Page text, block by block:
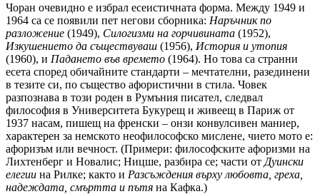
Чоран очевидно е избрал есеистичната форма. Между 1949 и
1964 са се появили пет негови сборника: Наръчник по
разложение (1949), Силогизми на горчивината (1952),
Изкушението да съществуваш (1956), История и утопия
(1960), и Падането във времето (1964). Но това са странни
есета според обичайните стандарти – мечтателни, разединени
в тезите си, по същество афористични в стила. Човек
разпознава в този роден в Румъния писател, следвал
философия в Университета Букурещ и живеещ в Париж от
1937 насам, пишещ на френски – онзи конвулсивен маниер,
характерен за немското неофилософско мислене, чието мото е:
афоризъм или вечност. (Примери: философските афоризми на
Лихтенберг и Новалис; Ницше, разбира се; части от Дуински
елегии на Рилке; както и Разсъждения върху любовта, греха,
надеждата, смъртта и пътя на Кафка.)